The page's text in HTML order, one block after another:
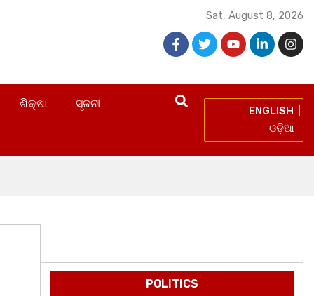
Sat, August 8, 2026
ଶିକ୍ଷା ସୃଜନୀ
ENGLISH
ଓଡ଼ିଆ
POLITICS